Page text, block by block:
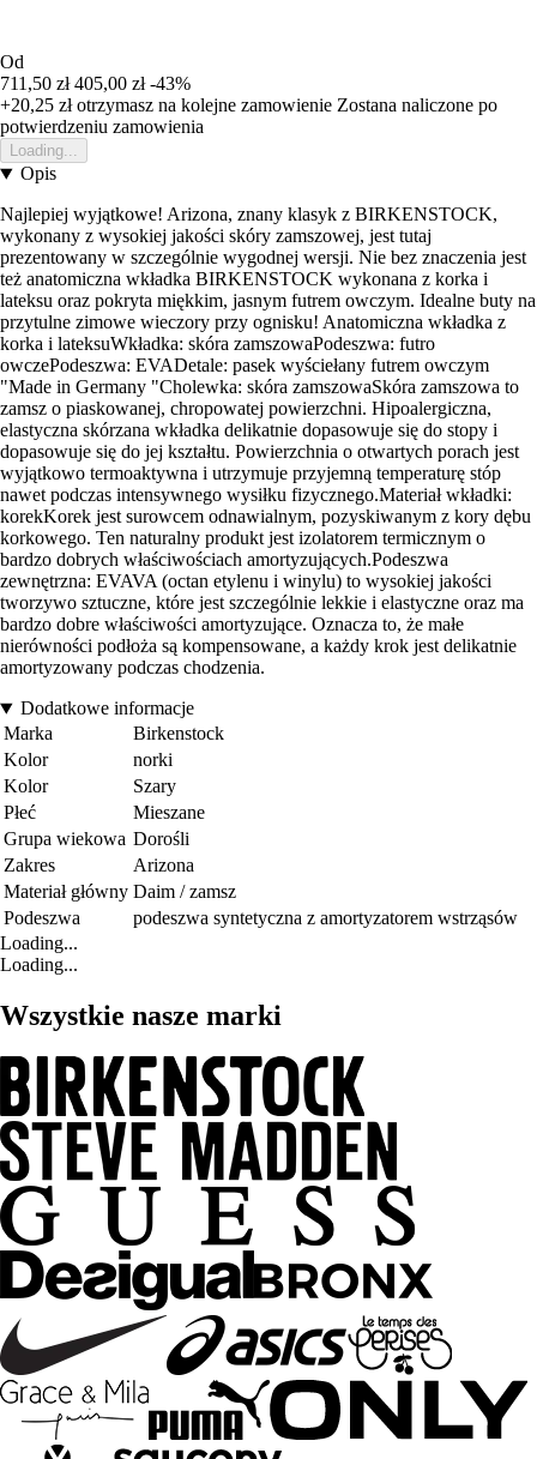
Od
711,50 zł 405,00 zł -43%
+20,25 złotrzymasz na kolejne zamowienie Zostana naliczone po
potwierdzeniu zamowienia
Loading...
Opis
Najlepiej wyjątkowe! Arizona, znany klasyk z BIRKENSTOCK,
wykonany z wysokiej jakości skóry zamszowej, jest tutaj
prezentowany w szczególnie wygodnej wersji. Nie bez znaczenia jest
też anatomiczna wkładka BIRKENSTOCK wykonana z korka i
lateksu oraz pokryta miękkim, jasnym futrem owczym. Idealne buty na
przytulne zimowe wieczory przy ognisku! Anatomiczna wkładka z
korka i lateksuWkładka: skóra zamszowaPodeszwa: futro
owczePodeszwa: EVADetale: pasek wyściełany futrem owczym
"Made in Germany "Cholewka: skóra zamszowaSkóra zamszowa to
zamsz o piaskowanej, chropowatej powierzchni. Hipoalergiczna,
elastyczna skórzana wkładka delikatnie dopasowuje się do stopy i
dopasowuje się do jej kształtu. Powierzchnia o otwartych porach jest
wyjątkowo termoaktywna i utrzymuje przyjemną temperaturę stóp
nawet podczas intensywnego wysiłku fizycznego.Materiał wkładki:
korekKorek jest surowcem odnawialnym, pozyskiwanym z kory dębu
korkowego. Ten naturalny produkt jest izolatorem termicznym o
bardzo dobrych właściwościach amortyzujących.Podeszwa
zewnętrzna: EVAVA (octan etylenu i winylu) to wysokiej jakości
tworzywo sztuczne, które jest szczególnie lekkie i elastyczne oraz ma
bardzo dobre właściwości amortyzujące. Oznacza to, że małe
nierówności podłoża są kompensowane, a każdy krok jest delikatnie
amortyzowany podczas chodzenia.
Dodatkowe informacje
Marka
Birkenstock
Kolor
norki
Kolor
Szary
Płeć
Mieszane
Grupa wiekowa Dorośli
Zakres
Arizona
Materiał główny Daim / zamsz
Podeszwa
podeszwa syntetyczna z amortyzatorem wstrząsów
Loading...
Loading...
Wszystkie nasze marki